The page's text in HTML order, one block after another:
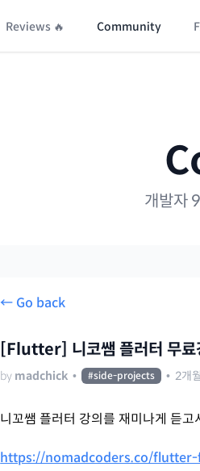
Reviews 🔥 Community
개발자
← Go back
[Flutter] 니코쌤 플러터 무료
by madchick • #side-projects • 2개
니꼬쌤 플러터 강의를 재미나게 듣고
https://nomadcoders.co/